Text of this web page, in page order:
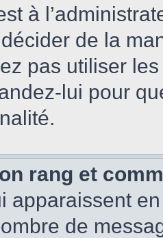
à
de la
pas utiliser
lui pour
rang et
apparaissent
de